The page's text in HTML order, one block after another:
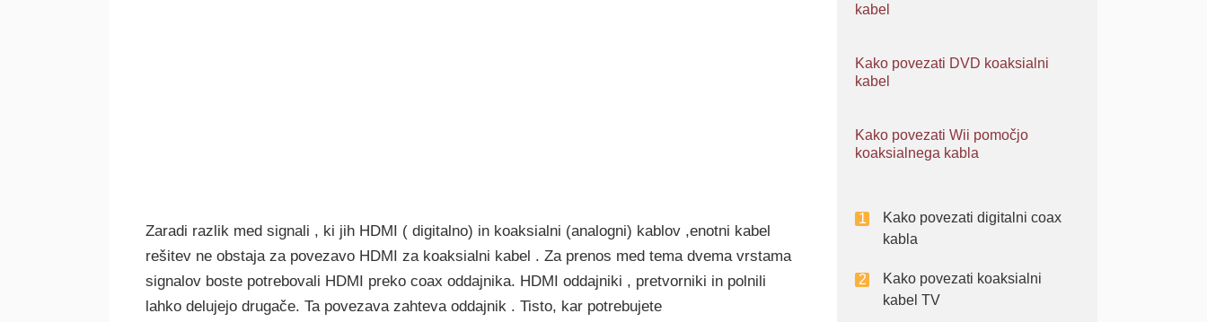
Zaradi razlik med signali , ki jih HDMI ( digitalno) in koaksialni (analogni) kablov ,enotni kabel
rešitev ne obstaja za povezavo HDMI za koaksialni kabel . Za prenos med tema dvema vrstama
signalov boste potrebovali HDMI preko coax oddajnika. HDMI oddajniki , pretvorniki in polnili
lahko delujejo drugače. Ta povezava zahteva oddajnik . Tisto, kar potrebujete
kabel
Kako povezati DVD koaksialni
kabel
Kako povezati Wii pomočjo
koaksialnega kabla
Kako povezati digitalni coax
kabla
Kako povezati koaksialni
kabel TV